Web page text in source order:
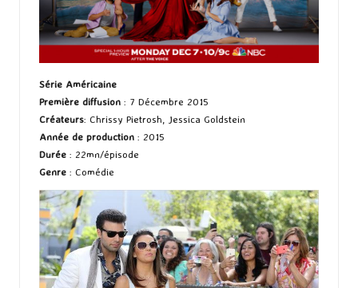
Série Américaine
Première diffusion : 7 Décembre 2015
Créateurs: Chrissy Pietrosh, Jessica Goldstein
Année de production : 2015
Durée : 22mn/épisode
Genre : Comédie